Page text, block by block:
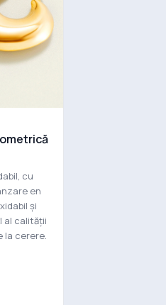
cu
en
și
al calității
la cerere.